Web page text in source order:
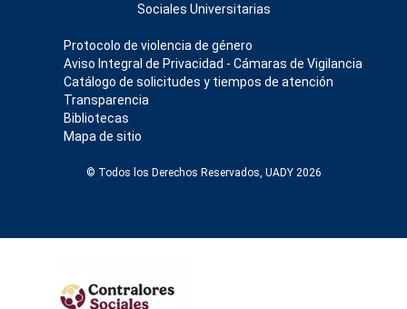
Sociales Universitarias
Protocolo de violencia de género
Aviso Integral de Privacidad - Cámaras de Vigilancia
Catálogo de solicitudes y tiempos de atención
Transparencia
Bibliotecas
Mapa de sitio
© Todos los Derechos Reservados, UADY 2026